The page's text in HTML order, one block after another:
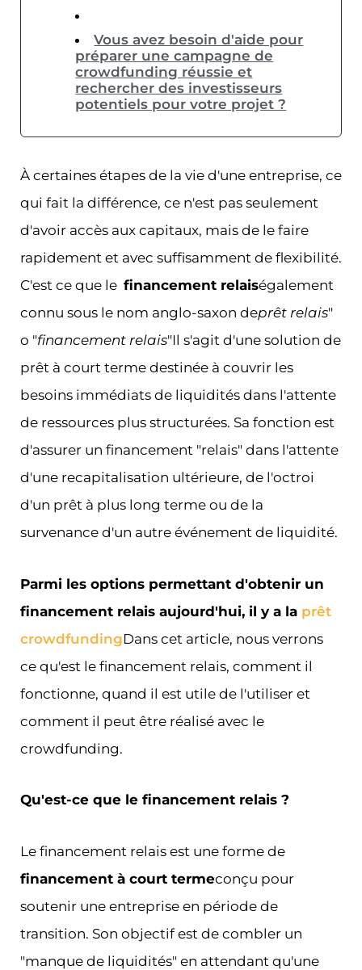
Vous avez besoin d'aide pour
préparer une campagne de
crowdfunding réussie et
rechercher des investisseurs
potentiels pour votre projet ?
À certaines étapes de la vie d'une entreprise, ce
qui fait la différence, ce n'est pas seulement
d'avoir accès aux capitaux, mais de le faire
rapidement et avec suffisamment de flexibilité.
C'est ce que le financement relaiségalement
connu sous le nom anglo-saxon deprêt relais"
o "financement relais"Il s'agit d'une solution de
prêt à court terme destinée à couvrir les
besoins immédiats de liquidités dans l'attente
de ressources plus structurées. Sa fonction est
d'assurer un financement "relais" dans l'attente
d'une recapitalisation ultérieure, de l'octroi
d'un prêt à plus long terme ou de la
survenance d'un autre événement de liquidité.
Parmi les options permettant d'obtenir un
financement relais aujourd'hui, il y a la prêt
crowdfundingDans cet article, nous verrons
ce qu'est le financement relais, comment il
fonctionne, quand il est utile de l'utiliser et
comment il peut être réalisé avec le
crowdfunding.
Qu'est-ce que le financement relais ?
Le financement relais est une forme de
financement à court termeconçu pour
soutenir une entreprise en période de
transition. Son objectif est de combler un
"manque de liquidités" en attendant qu'une